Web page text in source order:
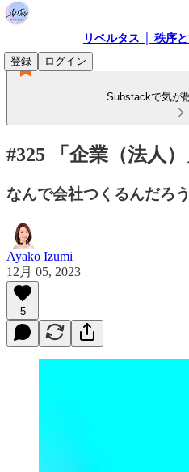
リベルタス │ 秩序
登録
ログイン
Substackで気が
#325 「企業（法人
なんで会社つくるんだろ
Ayako Izumi
12月 05, 2023
5